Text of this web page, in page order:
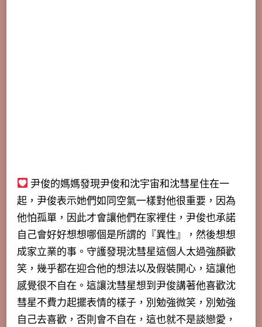
尹俊的媽媽發現尹俊和沈宇宙和沈彗星住在一
起，尹俊表示她們如同空氣一樣對他很重要，因為
他怕孤單，因此才會讓他們在家裡住，尹俊也承諾
自己會好好想想哪個是所謂的『異性』，然後想想
成家立業的事。守護發現沈彗星這個人太過強顏歡
笑，幾乎都在迎合他的想法以及假裝開心，這讓他
感覺很不自在。 這讓沈彗星想到尹俊講著他喜歡沈
彗星不費力起擺表情的樣子，別勉強微笑，別勉強
自己去喜歡，否則會不自在 ，這也就不是談戀愛，